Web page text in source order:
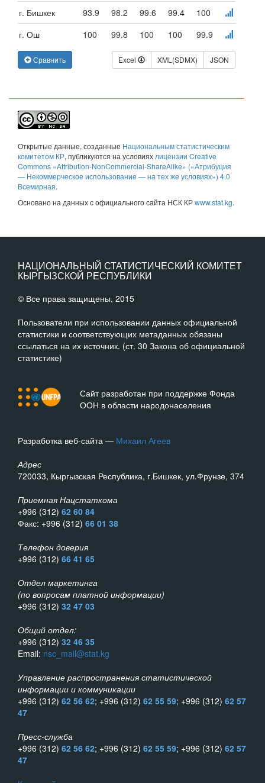
г. Бишкек 93.9 98.2 99.6 99.4
100
г. Ош
100 99.8 100 100 99.9
Сравнить Excel XML(SDMX) JSON
Открытые данные, созданные Национальным статистическим
комитетом КР, публикуются на условиях лицензии Creative
Commons «Attribution-NonCommercial-ShareAlike» («Атрибуция
— Некоммерческое использование — на тех же условиях») 4.0
Всемирная.
Основано на данных с официального сайта НСК КРwww.stat.kg.
НАЦИОНАЛЬНЫЙ СТАТИСТИЧЕСКИЙ КОМИТЕТ
КЫРГЫЗСКОЙ РЕСПУБЛИКИ
© Все права защищены, 2015
Пользователи при использовании данных официальной
статистики и соответствующих метаданных обязаны
ссылаться на их источник. (ст. 30 Закона об официальной
статистике)
Сайт разработан при поддержке Фонда
ООН в области народонаселения
Разработка веб-сайта — Михаил Агеев
Адрес
720033, Кыргызская Республика, г.Бишкек, ул.Фрунзе, 374
Приемная Нацстаткома
+996 (312) 62 60 84
Факс: +996 (312) 66 01 38
Телефон доверия
+996 (312) 66 41 65
Отдел маркетинга
(по вопросам платной информации)
+996 (312) 32 47 03
Общий отдел:
+996 (312) 32 46 35
Email: nsc_mail@stat.kg
Управление распространения статистической
информации и коммуникации
+996 (312) 62 56 62; +996 (312) 62 55 59; +996 (312) 62 57
47
Пресс-служба
+996 (312) 62 56 62; +996 (312) 62 55 59; +996 (312) 62 57
47